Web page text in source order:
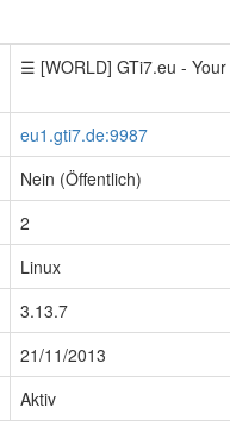
☰ [WORLD] GTi7.eu -
eu1.gti7.de:9987
Nein (Öffentlich)
2
Linux
3.13.7
21/11/2013
Aktiv